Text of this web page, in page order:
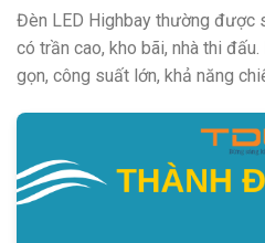
Đèn LED Highbay thường được
có trần cao, kho bãi, nhà thi
gọn, công suất lớn, khả năng